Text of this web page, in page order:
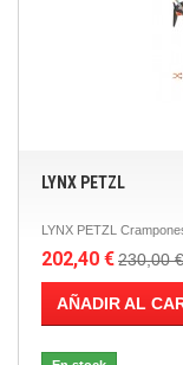
LYNX PETZL
LYNX PETZL
202,40 €230,00 €
AÑADIR AL